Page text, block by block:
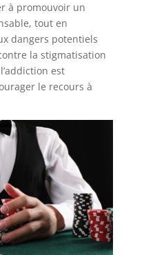
à promouvoir un
tout en
dangers potentiels
la stigmatisation
est
le recours à